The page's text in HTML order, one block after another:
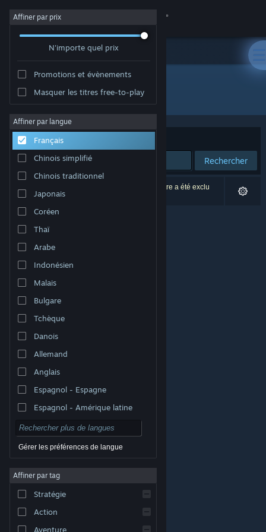
Se connecter
Magasin
À propos
Support
Changer la langue
Télécharger l'application mobile Steam
Voir version ordi. du site
© Valve Corporation. Tous droits réservés. Toutes les
titulaires aux États-Unis et dans d'autres pays.
Accessibilité
Remboursements
Affiner par prix
N'importe quel prix
Promotions et évènements
Masquer les titres free-to-play
Affiner par langue
Français
Chinois simplifié
Chinois traditionnel
Japonais
Coréen
Thaï
Arabe
Indonésien
Malais
Bulgare
Tchèque
Danois
Allemand
Anglais
Espagnol - Espagne
Espagnol - Amérique latine
Gérer les préférences de langue
Affiner par tag
Stratégie
Action
Aventure
Développement : CPU Dreams
Trier par Pertinence
Rechercher
0 résultats correspondent à votre recherche. 1 titre a été exclu
selon vos préférences.